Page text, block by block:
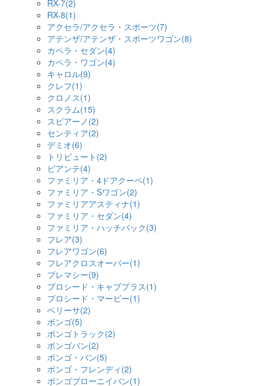
RX-7(2)
RX-8(1)
アクセラ/アクセラ・スポーツ(7)
アテンザ/アテンザ・スポーツワゴン(8)
カペラ・セダン(4)
カペラ・ワゴン(4)
キャロル(9)
クレフ(1)
クロノス(1)
スクラム(15)
スピアーノ(2)
センティア(2)
デミオ(6)
トリビュート(2)
ビアンテ(4)
ファミリア・4ドアクーペ(1)
ファミリア・Sワゴン(2)
ファミリアアスティナ(1)
ファミリア・セダン(4)
ファミリア・ハッチバック(3)
フレア(3)
フレアワゴン(6)
フレアクロスオーバー(1)
プレマシー(9)
プロシード・キャブプラス(1)
プロシード・マービー(1)
ベリーサ(2)
ボンゴ(5)
ボンゴトラック(2)
ボンゴバン(2)
ボンゴ・バン(5)
ボンゴ・フレンディ(2)
ボンゴブローニイバン(1)